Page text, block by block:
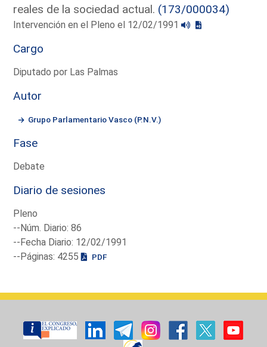
reales de la sociedad actual. (173/000034)
Intervención en el Pleno el 12/02/1991
Cargo
Diputado por Las Palmas
Autor
Grupo Parlamentario Vasco (P.N.V.)
Fase
Debate
Diario de sesiones
Pleno
--Núm. Diario: 86
--Fecha Diario: 12/02/1991
--Páginas: 4255
PDF